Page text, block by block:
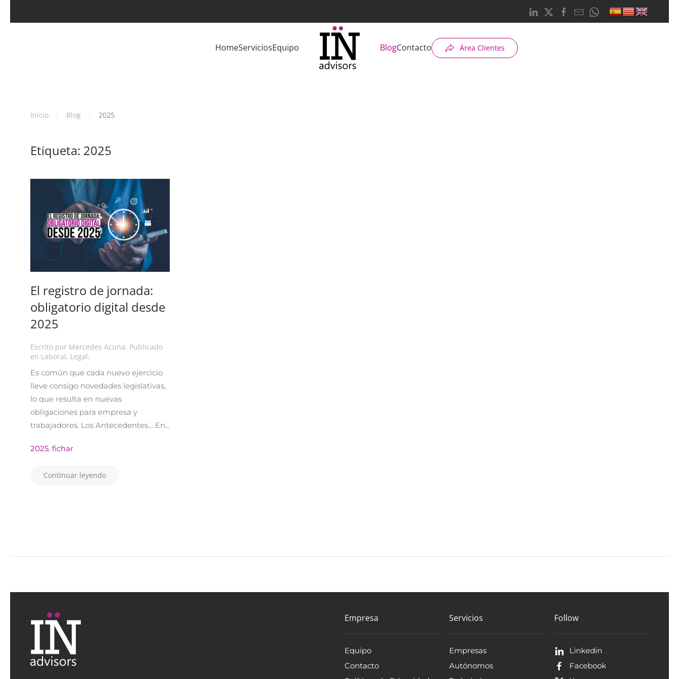
Skip to main content
HomeServiciosEquipo BlogContacto Área Clientes
Inicio Blog 2025
Etiqueta: 2025
El registro de jornada:
obligatorio digital desde
2025
Escrito por Mercedes Acuna. Publicado
en Laboral, Legal.
Es común que cada nuevo ejercicio
lleve consigo novedades legislativas,
lo que resulta en nuevas
obligaciones para empresa y
trabajadores. Los Antecedentes… En...
2025, fichar
Continuar leyendo
Empresa
Equipo
Contacto
Servicios
Empresas
Autónomos
Follow
Linkedin
Facebook